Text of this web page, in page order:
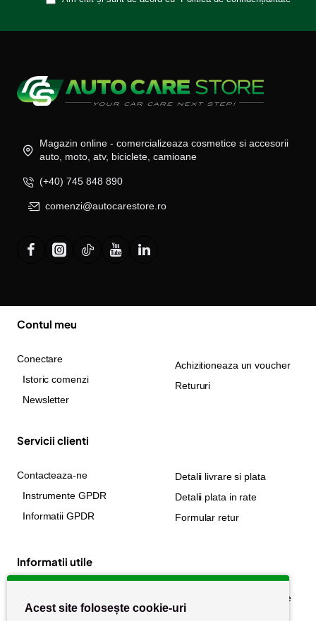
Magazin online - comercializeaza cosmetice si accesorii
auto, moto, atv, biciclete, camioane
(+40) 745 848 890
comenzi@autocarestore.ro
Contul meu
Conectare
Istoric comenzi
Newsletter
Achizitioneaza un voucher
Retururi
Servicii clienti
Contacteaza-ne
Instrumente GPDR
Informatii GPDR
Detalii livrare si plata
Detalii plata in rate
Formular retur
Informatii utile
Politica de confidențialitate
Acest site folosește cookie-uri